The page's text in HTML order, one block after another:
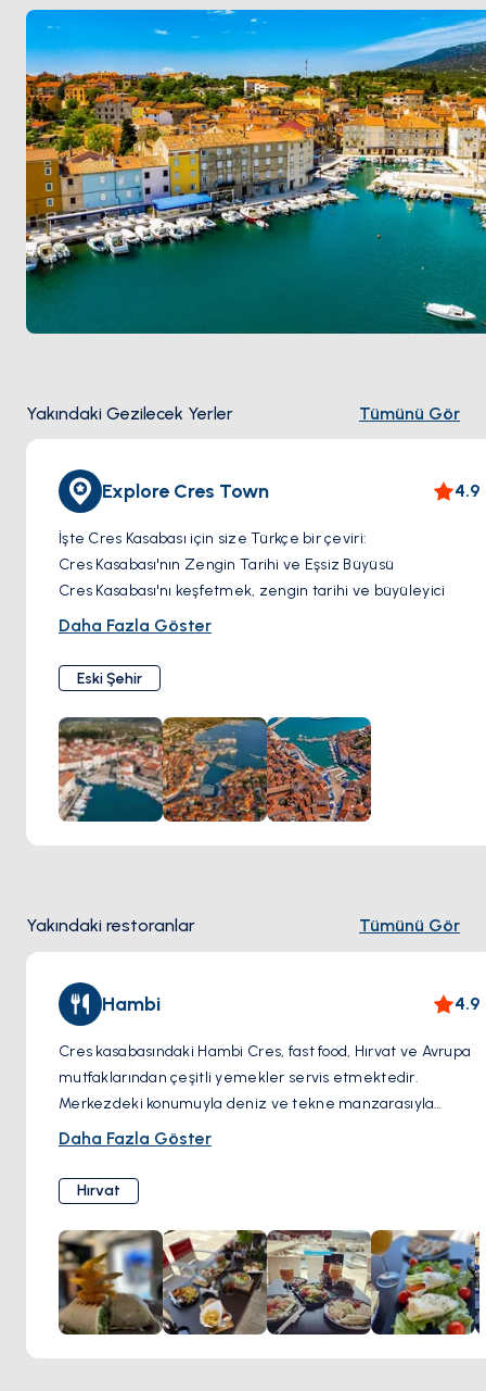
Yakındaki Gezilecek Yerler Tümünü Gör
Explore Cres Town 4.9
İşte Cres Kasabası için size Türkçe bir çeviri:
Cres Kasabası'nın Zengin Tarihi ve Eşsiz Büyüsü
Cres Kasabası'nı keşfetmek, zengin tarihi ve büyüleyici
cazibesi ile keyifli bir yolculuk sunuyor. Arnavut kaldırımlı
karmaşık taş işleri ve rustik kepenkler size eşlik edecek.
Ortaçağ mimarisini ve zarif çan kulesi gökyüzüne uzanan
Aziz Mary Katedrali ile adanın Venedik mirasına tanıklık
eden etkileyici Venedik Kulesi gibi simge yapıların
zamansız güzelliğine hayran kalın. Renkli balıkçı
teknelerinin masmavi sularda hafifçe sallandığı limanın
pitoresk manzaralarının keyfini çıkarın ve bu sahil
kasabasının huzurlu ambiyansının tadını çıkarın. Kasabada
dükkanlarını keşfedin ve gizli köşelere saklanmış büyüleyici
restoranlarda geleneksel Hırvat mutfağının lezzetlerini
tadın. İster mimari harikalara hayran olun, ister deniz
ortamının tadını çıkarın ya da sadece zamansız
kıyılarının özünü yakalayan büyüleyici bir deneyim
vadediyor.
Daha Fazla Göster
Eski Şehir
Yakındaki restoranlar Tümünü Gör
Hambi 4.9
Cres kasabasındaki Hambi Cres, fast food, Hırvat ve Avrupa
mutfaklarından çeşitli yemekler servis etmektedir.
Merkezdeki konumuyla deniz ve tekne manzarasıyla
günün her saatinde yemek için uğrak bir mekandır. Hambi
salatalardan oluşan kahvaltısı dikkat çekicidir. Ambiyans,
yemek deneyimi kadar ziyaretin bir parçası olan pitoresk
bir fon sunan deniz kenarı ortamıyla yemek deneyimini
tamamlıyor. Menü, tavuk salataları, kebaplar ve burgerler
gibi seçeneklerle farklı damak zevklerine hitap eden
çeşitlidir. Yemekler, servis ve konumla birleştiğinde, Hambi
Cres'i konukların canlı ve davetkar bir ortamda yemeğin
tadını çıkarmayı bekleyebilecekleri bir yer haline getiriyor.
Daha Fazla Göster
Hırvat